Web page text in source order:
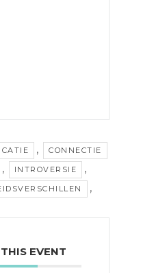
, CONNECTIE
, INTROVERSIE ,
,
EVENT